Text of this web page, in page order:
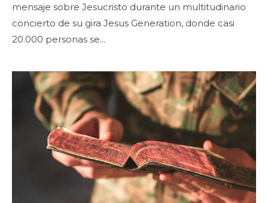
mensaje sobre Jesucristo durante un multitudinario
concierto de su gira Jesus Generation, donde casi
20.000 personas se...